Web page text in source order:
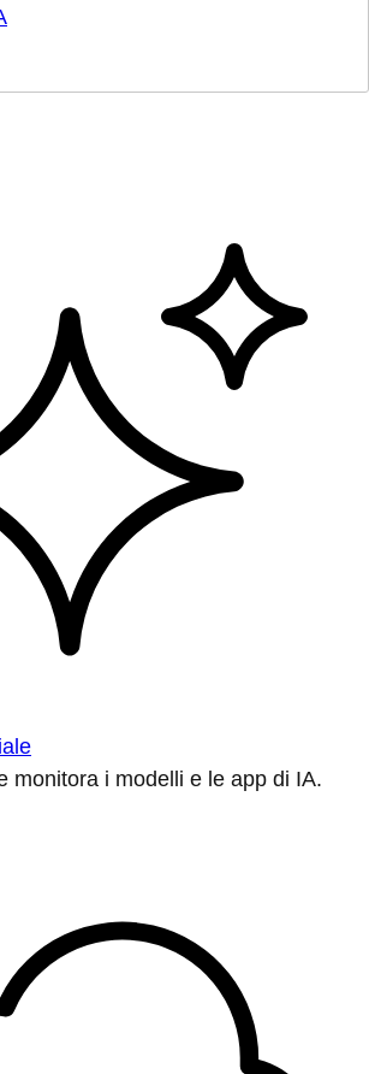
monitora i modelli e le app di IA.